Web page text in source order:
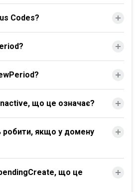
Codes?
що це означає?
робити, якщо у домену
що це